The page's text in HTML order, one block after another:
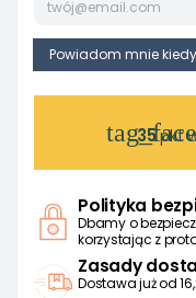
35pkt
Polityka
Dbamy o
korzystając z
Zasady
Dostawa już od